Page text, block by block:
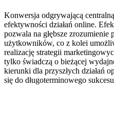
Konwersja odgrywającą
efektywności działań online.
pozwala na głębsze zrozumienie
użytkowników, co z kolei
realizację strategii
tylko świadczą o bieżącej
kierunki dla przyszłych działań
się do długoterminowego